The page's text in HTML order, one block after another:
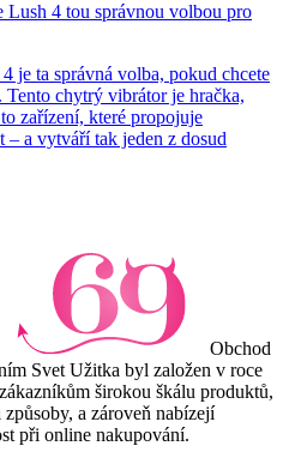
Lush 4 tou správnou volbou pro
je ta správná volba, pokud chcete
chytrý vibrátor je hračka,
zařízení, které propojuje
– a vytváří tak jeden z dosud
Obchod
Svet Užitka byl založen v roce
širokou škálu produktů,
a zároveň nabízejí
při online nakupování.